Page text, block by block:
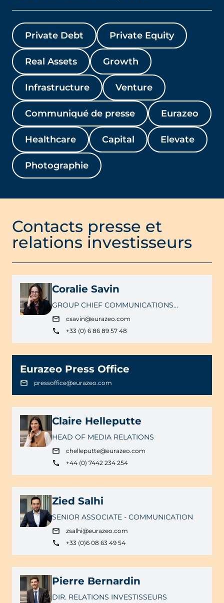
Private Debt Private Equity
Real Assets Growth
Infrastructure Venture
Communiqué de presse Eurazeo
Healthcare Capital Elevate
Photographie
Contacts presse et
relations investisseurs
Coralie Savin
GROUP CHIEF COMMUNICATIONS
OFFICER
csavin@eurazeo.com
+33 (0) 6 86 89 57 48
Eurazeo Press Office
pressoffice@eurazeo.com
Claire Helleputte
HEAD OF MEDIA RELATIONS
chelleputte@eurazeo.com
+44 (0) 7442 234 254
Zied Salhi
SENIOR ASSOCIATE - COMMUNICATION
zsalhi@eurazeo.com
+33 (0)6 08 63 49 54
Pierre Bernardin
DIR. RELATIONS INVESTISSEURS